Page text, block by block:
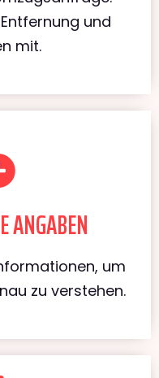
und
mit.
ANGABEN
um
zu verstehen.